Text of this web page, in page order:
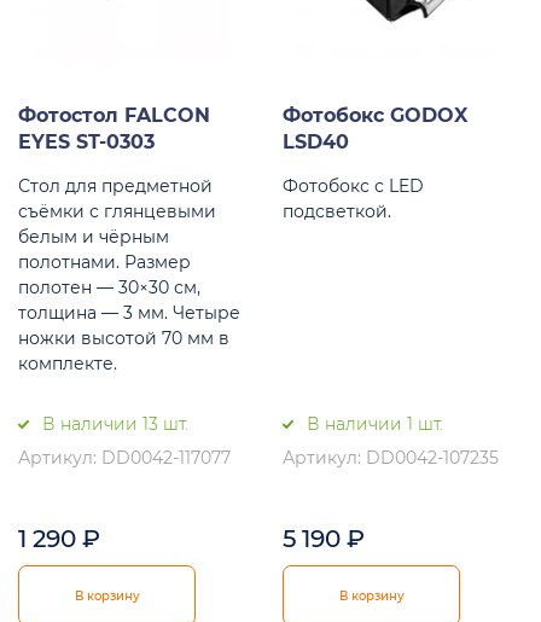
Фотостол FALCON
EYES ST-0303
Стол для предметной
съёмки с глянцевыми
белым и чёрным
полотнами. Размер
полотен — 30×30 см,
толщина — 3 мм. Четыре
ножки высотой 70 мм в
комплекте.
В наличии 13 шт.
Артикул: DD0042-117077
1 290 ₽
В корзину
Фотобокс GODOX
LSD40
Фотобокс с LED
подсветкой.
В наличии 1 шт.
Артикул: DD0042-107235
5 190 ₽
В корзину